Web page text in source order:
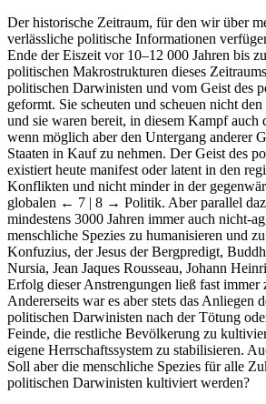
Der historische Zeitraum, für den wir über
verlässliche politische Informationen
Ende der Eiszeit vor 10–12 000 Jahren bis
politischen Makrostrukturen dieses
politischen Darwinisten und vom Geist des
geformt. Sie scheuten und scheuen nicht
und sie waren bereit, in diesem Kampf auch
wenn möglich aber den Untergang anderer
Staaten in Kauf zu nehmen. Der Geist des
existiert heute manifest oder latent in den
Konflikten und nicht minder in der
globalen ← 7 | 8 → Politik. Aber parallel
mindestens 3000 Jahren immer auch nicht-
menschliche Spezies zu humanisieren und
Konfuzius, der Jesus der Bergpredigt,
Nursia, Jean Jaques Rousseau, Johann
Erfolg dieser Anstrengungen ließ fast immer
Andererseits war es aber stets das Anliegen
politischen Darwinisten nach der Tötung
Feinde, die restliche Bevölkerung zu
eigene Herrschaftssystem zu stabilisieren.
Soll aber die menschliche Spezies für alle
politischen Darwinisten kultiviert werden?